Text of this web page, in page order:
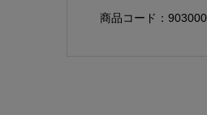
商品コード：